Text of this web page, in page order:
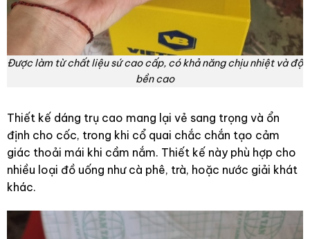
Được làm từ chất liệu sứ cao cấp, có khả năng chịu nhiệt và độ
bền cao
Thiết kế dáng trụ cao mang lại vẻ sang trọng và ổn
định cho cốc, trong khi cổ quai chắc chắn tạo cảm
giác thoải mái khi cầm nắm. Thiết kế này phù hợp cho
nhiều loại đồ uống như cà phê, trà, hoặc nước giải khát
khác.